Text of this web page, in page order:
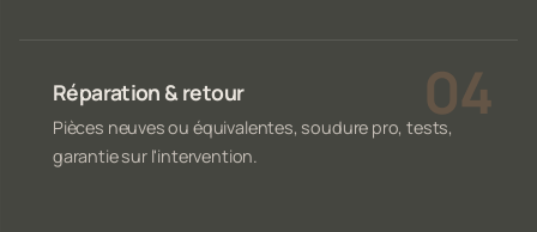
Réparation & retour
Pièces neuves ou équivalentes, soudure pro, tests,
garantie sur l'intervention.